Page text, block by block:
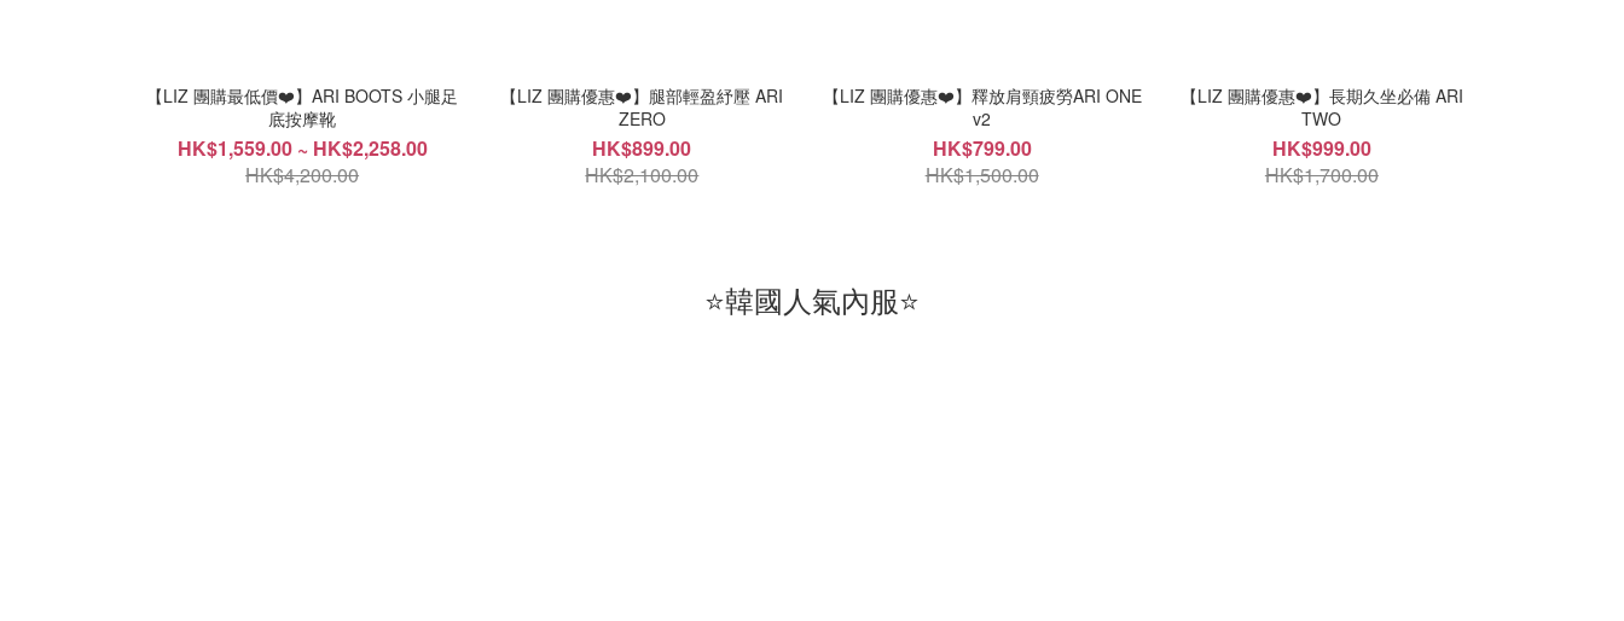
【LIZ 團購最低價❤️】ARI BOOTS 小腿足
底按摩靴
HK$1,559.00 ~ HK$2,258.00
HK$4,200.00
【LIZ 團購優惠❤️】腿部輕盈紓壓 ARI
ZERO
HK$899.00
HK$2,100.00
【LIZ 團購優惠❤️】釋放肩頸疲勞ARI ONE
v2
HK$799.00
HK$1,500.00
【LIZ 團購優惠❤️】長期久坐必備 ARI
TWO
HK$999.00
HK$1,700.00
⭐韓國人氣內服⭐